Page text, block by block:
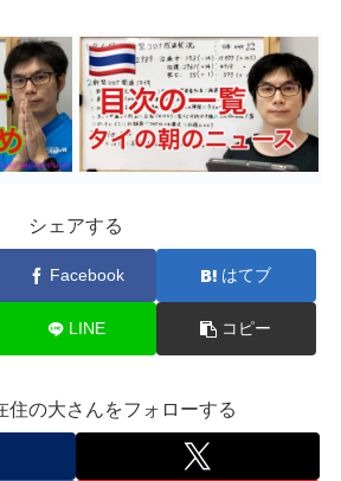
シェアする
Facebook はてブ
LINE コピー
住の大さんをフォローする